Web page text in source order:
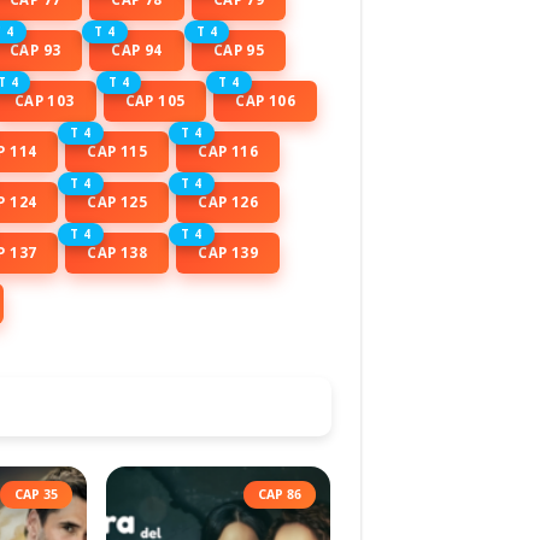
4
CAP 93
T 4
CAP 94
T 4
CAP 95
T 4
CAP 103
T 4
CAP 105
T 4
CAP 106
114
T 4
CAP 115
T 4
CAP 116
124
T 4
CAP 125
T 4
CAP 126
137
T 4
CAP 138
T 4
CAP 139
CAP 35 CAP 86